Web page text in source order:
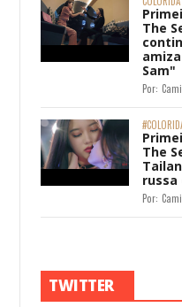
The
Sam"
Por:
The
russa
Por:
TWITTER